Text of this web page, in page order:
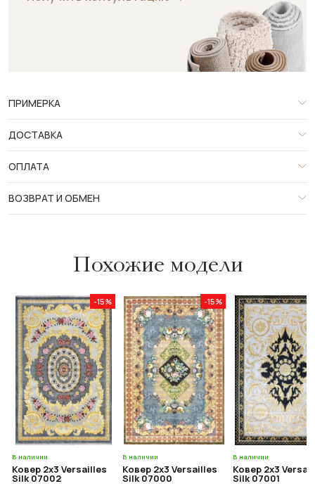
ПРИМЕРКА
ДОСТАВКА
ОПЛАТА
ВОЗВРАТ И ОБМЕН
Похожие модели
-15%
В наличии
Ковер 2x3 Versailles
Silk 07002
-15%
В наличии
Ковер 2x3 Versailles
Silk 07000
В наличии
Ковер 2x3
Silk 07001